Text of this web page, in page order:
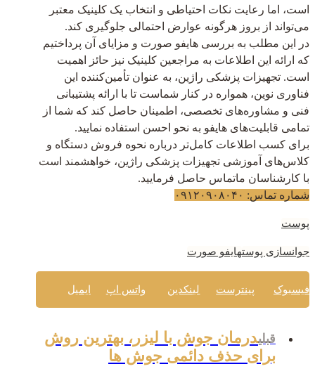
است، اما رعایت نکات احتیاطی و انتخاب یک کلینیک معتبر
می‌تواند از بروز هرگونه عوارض احتمالی جلوگیری کند.
در این مطلب به بررسی هایفو صورت و مزایای آن پرداختیم
که ارائه این اطلاعات به مراجعین کلینیک نیز حائز اهمیت
است. تجهیزات پزشکی راژین، به عنوان تأمین‌کننده این
فناوری نوین، همواره در کنار شماست تا با ارائه پشتیبانی
فنی و مشاوره‌های تخصصی، اطمینان حاصل کند که شما از
تمامی قابلیت‌های هایفو به نحو احسن استفاده نمایید.
برای کسب اطلاعات کامل‌تر درباره نحوه فروش دستگاه و
کلاس‌های آموزشی تجهیزات پزشکی راژین، خواهشمند است
با کارشناسان ماتماس حاصل فرمایید.
شماره تماس: ۰۹۱۲۰۹۰۸۰۴۰
پوست
جوانسازی پوستهایفو صورت
فیسبوک پینترست لینکدین واتس اپ ایمیل
قبلیدرمان جوش با لیزر، بهترین روش
برای حذف دائمی جوش ها